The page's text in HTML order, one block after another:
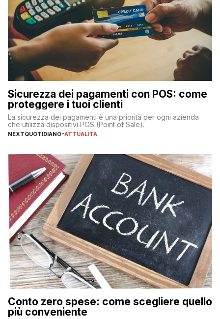
Sicurezza dei pagamenti con POS: come
proteggere i tuoi clienti
La sicurezza dei pagamenti è una priorità per ogni azienda
che utilizza dispositivi POS (Point of Sale).
NEXTQUOTIDIANO-ATTUALITÀ
Conto zero spese: come scegliere quello
più conveniente